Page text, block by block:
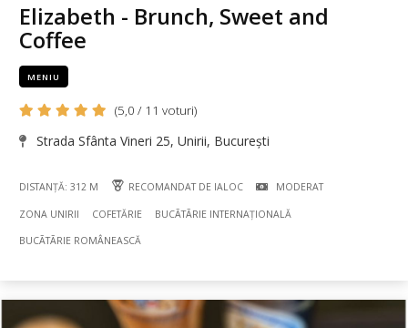
Elizabeth - Brunch, Sweet and
Coffee
MENIU
(5,0 / 11 voturi)
Strada Sfânta Vineri 25, Unirii, București
DISTANȚĂ: 312 M RECOMANDAT DE IALOC MODERAT
ZONA UNIRII COFETĂRIE BUCÃTÃRIE INTERNAȚIONALĂ
BUCÃTÃRIE ROMÂNEASCĂ